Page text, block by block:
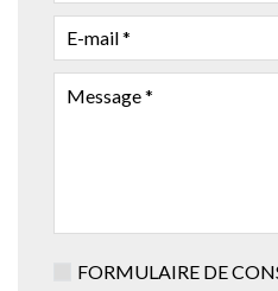
EMAIL
ADDRESS
MESSAGE
FORMULAIRE DE